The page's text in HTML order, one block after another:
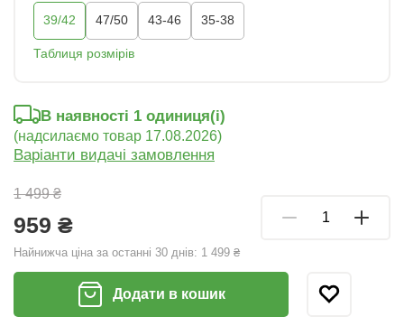
39/42 47/50 43-46 35-38
Таблиця розмірів
1 499 ₴
959 ₴
Найнижча ціна за останні 30 днів: 1 499 ₴
В наявності 1 oдиниця(і)
(надсилаємо товар 17.08.2026)
Варіанти видачі замовлення
Додати в кошик